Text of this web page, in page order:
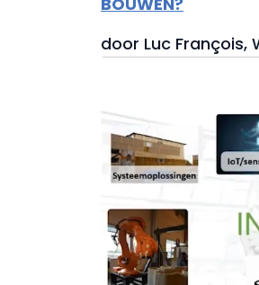
door Luc François,